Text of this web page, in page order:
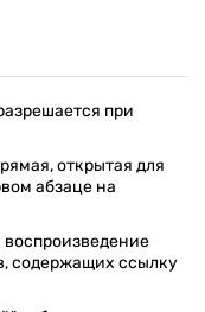
при
открытая для
абзаце на
содержащих ссылку